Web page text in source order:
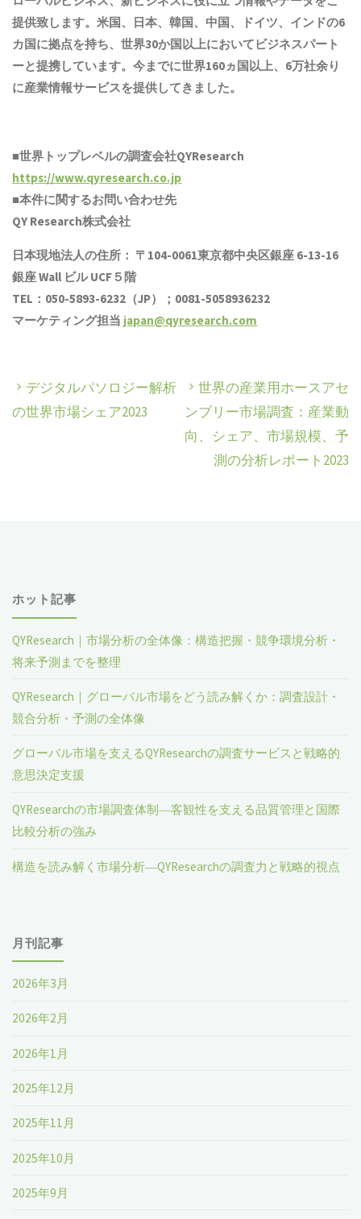
提供致します。米国、日本、韓国、中国、ドイツ、 インドの6
カ国に拠点を持ち、世界30か国以上においてビジネスパート
ーと提携しています。今までに世界160ヵ国以上、6万社余り
に産業情報サービスを提供してきました。
■世界トップレベルの調査会社QYResearch
https://www.qyresearch.co.jp
■本件に関するお問い合わせ先
QY Research株式会社
日本現地法人の住所： 〒104-0061東京都中央区銀座 6-13-16
銀座 Wall ビル UCF５階
TEL：050-5893-6232（JP）；0081-5058936232
マーケティング担当 japan@qyresearch.com
デジタルパソロジー解析
の世界市場シェア2023
世界の産業用ホースアセ
ンブリー市場調査：産業動
向、シェア、市場規模、予
測の分析レポート2023
ホット記事
QYResearch｜市場分析の全体像：構造把握・競争環境分析・
将来予測までを整理
QYResearch｜グローバル市場をどう読み解くか：調査設計・
競合分析・予測の全体像
グローバル市場を支えるQYResearchの調査サービスと戦略的
意思決定支援
QYResearchの市場調査体制―客観性を支える品質管理と国際
比較分析の強み
構造を読み解く市場分析―QYResearchの調査力と戦略的視点
月刊記事
2026年3月
2026年2月
2026年1月
2025年12月
2025年11月
2025年10月
2025年9月